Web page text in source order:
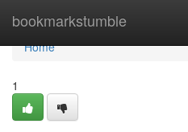
bookmarkstumble
Home
Home
1